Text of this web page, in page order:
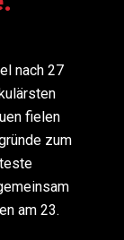
nach 27
fielen
zum
am 23.